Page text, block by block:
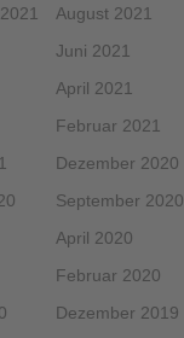
August 2021
Juni 2021
April 2021
Februar 2021
Dezember 2020
September 2020
April 2020
Februar 2020
Dezember 2019